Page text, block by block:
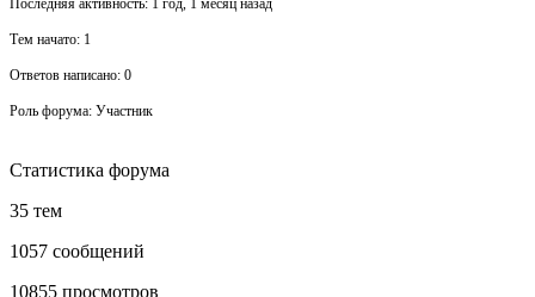
Последняя активность: 1 год, 1 месяц назад
Тем начато: 1
Ответов написано: 0
Роль форума: Участник
Статистика форума
35 тем
1057 сообщений
10855 просмотров